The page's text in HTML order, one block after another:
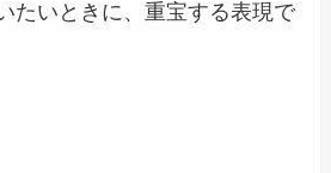
たいときに、重宝する表現で